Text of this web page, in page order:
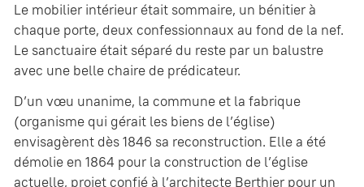
Le mobilier intérieur était sommaire, un bénitier à
chaque porte, deux confessionnaux au fond de la nef.
Le sanctuaire était séparé du reste par un balustre
avec une belle chaire de prédicateur.
D’un vœu unanime, la commune et la fabrique
(organisme qui gérait les biens de l’église)
envisagèrent dès 1846 sa reconstruction. Elle a été
démolie en 1864 pour la construction de l’église
actuelle, projet confié à l’architecte Berthier pour un